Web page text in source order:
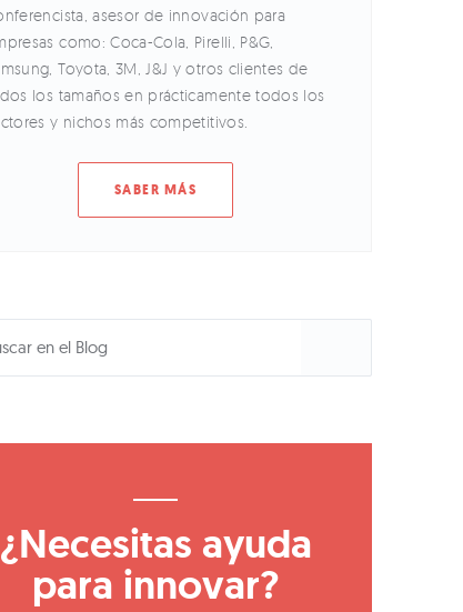
asesor de innovación para
como: Coca-Cola, Pirelli, P&G,
Toyota, 3M, J&J y otros clientes de
los tamaños en prácticamente todos los
y nichos más competitivos.
SABER MÁS
¿Necesitas ayuda
para innovar?